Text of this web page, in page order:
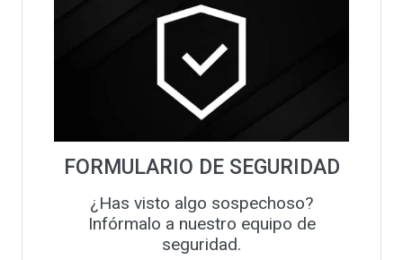
FORMULARIO DE SEGURIDAD
¿Has visto algo sospechoso?
Infórmalo a nuestro equipo de
seguridad.